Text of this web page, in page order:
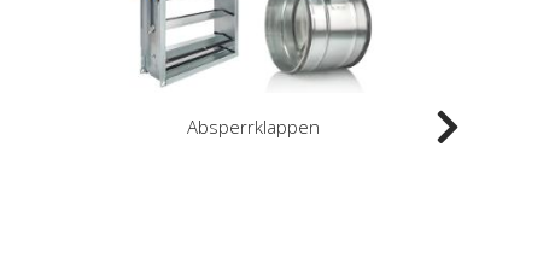
Absperrklappen